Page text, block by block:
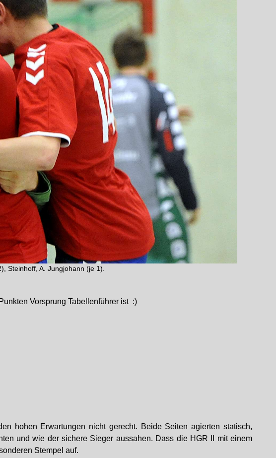
Steinhoff, A. Jungjohann (je 1).
Vorsprung Tabellenführer ist :)
hohen Erwartungen nicht gerecht. Beide Seiten agierten statisch,
und wie der sichere Sieger aussahen. Dass die HGR II mit einem
Stempel auf.